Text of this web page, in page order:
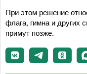
При этом решение
флага, гимна и других
примут позже.